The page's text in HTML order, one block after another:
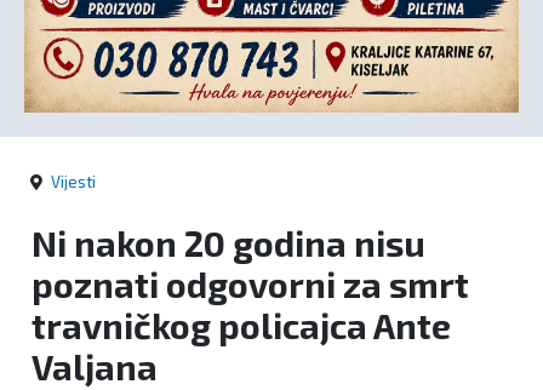
kronika
Politika
Vijesti
Ni nakon 20 godina nisu
poznati odgovorni za smrt
travničkog policajca Ante
Valjana